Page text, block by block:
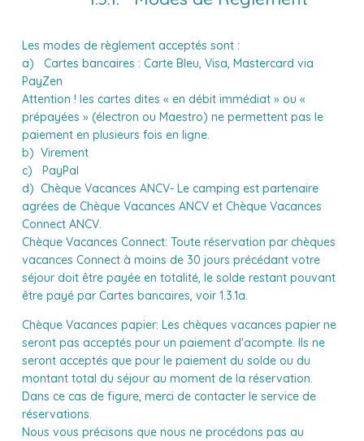
Les modes de règlement acceptés sont :
a) Cartes bancaires : Carte Bleu, Visa, Mastercard via
PayZen
Attention ! les cartes dites « en débit immédiat » ou «
prépayées » (électron ou Maestro) ne permettent pas le
paiement en plusieurs fois en ligne.
b) Virement
c) PayPal
d) Chèque Vacances ANCV- Le camping est partenaire
agrées de Chèque Vacances ANCV et Chèque Vacances
Connect ANCV.
Chèque Vacances Connect: Toute réservation par chèques
vacances Connect à moins de 30 jours précédant votre
séjour doit être payée en totalité, le solde restant pouvant
être payé par Cartes bancaires, voir 1.3.1a.
Chèque Vacances papier: Les chèques vacances papier ne
seront pas acceptés pour un paiement d'acompte. Ils ne
seront acceptés que pour le paiement du solde ou du
montant total du séjour au moment de la réservation.
Dans ce cas de figure, merci de contacter le service de
réservations.
Nous vous précisons que nous ne procédons pas au